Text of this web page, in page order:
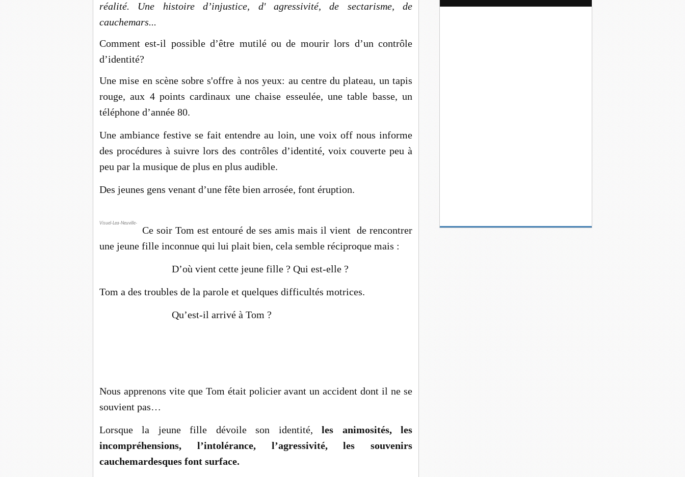
réalité. Une histoire d’injustice, d' agressivité, de sectarisme, de
cauchemars...
Comment est-il possible d’être mutilé ou de mourir lors d’un contrôle
d’identité?
Une mise en scène sobre s'offre à nos yeux: au centre du plateau, un tapis
rouge, aux 4 points cardinaux une chaise esseulée, une table basse, un
téléphone d’année 80.
Une ambiance festive se fait entendre au loin, une voix off nous informe
des procédures à suivre lors des contrôles d’identité, voix couverte peu à
peu par la musique de plus en plus audible.
Des jeunes gens venant d’une fête bien arrosée, font éruption.
Visuel-Lea-Neuville-
Ce soir Tom est entouré de ses amis mais il vient de rencontrer
une jeune fille inconnue qui lui plait bien, cela semble réciproque mais :
D’où vient cette jeune fille ? Qui est-elle ?
Tom a des troubles de la parole et quelques difficultés motrices.
Qu’est-il arrivé à Tom ?
Nous apprenons vite que Tom était policier avant un accident dont il ne se
souvient pas…
Lorsque la jeune fille dévoile son identité,les animosités, les
incompréhensions, l’intolérance, l’agressivité, les souvenirs
cauchemardesques font surface.